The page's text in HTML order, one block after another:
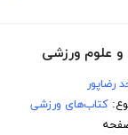
و علوم ورزشی
رضاپور
کتاب‌های ورزشی